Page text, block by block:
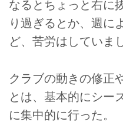
なるとちょっと右に
り過ぎるとか、週に
ど、苦労はしていま
クラブの動きの修正
とは、基本的にシー
に集中的に行った。